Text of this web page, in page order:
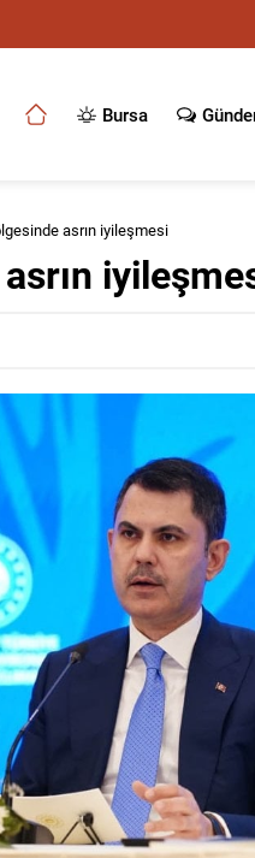
Bursa
asrın iyileşmesi